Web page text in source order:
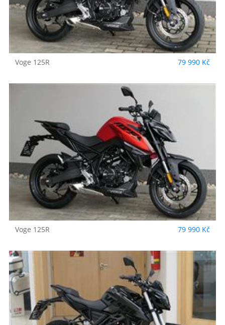
Voge 125R 79 990 Kč
Voge 125R 79 990 Kč